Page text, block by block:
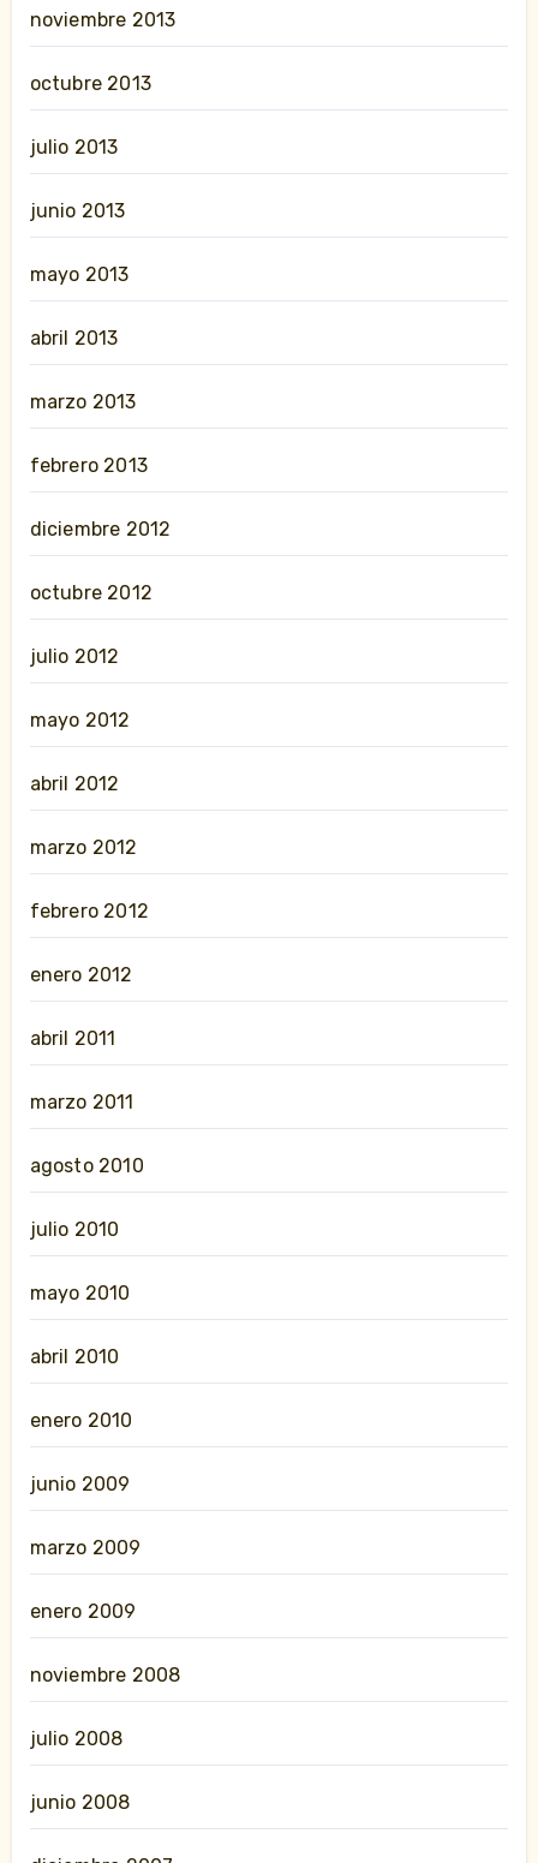
noviembre 2013
octubre 2013
julio 2013
junio 2013
mayo 2013
abril 2013
marzo 2013
febrero 2013
diciembre 2012
octubre 2012
julio 2012
mayo 2012
abril 2012
marzo 2012
febrero 2012
enero 2012
abril 2011
marzo 2011
agosto 2010
julio 2010
mayo 2010
abril 2010
enero 2010
junio 2009
marzo 2009
enero 2009
noviembre 2008
julio 2008
junio 2008